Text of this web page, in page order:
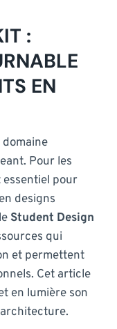
:
EN
Pour les
essentiel pour
designs
Student Design
qui
et permettent
Cet article
en lumière son